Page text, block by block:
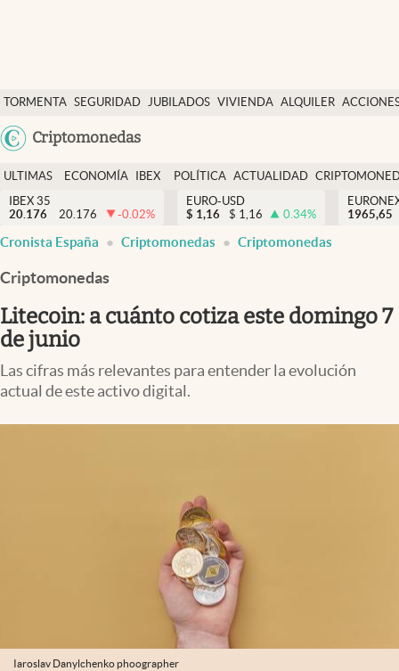
TORMENTA SEGURIDAD JUBILADOS VIVIENDA ALQUILER
USA
Colombia
Criptomonedas
Economía y finanzas
Política
Actualidad
Criptomonedas
España
ULTIMAS
NOTICIAS
ECONOMÍA
FINANZAS
IBEX
EURO
POLÍTICA ACTUALIDAD
IBEX 35
20.176
20.176 -0.02%
EURO-USD
$ 1,16 $ 1,16 0.34%
1965,65
Cronista España Criptomonedas Criptomonedas
Criptomonedas
Litecoin: a cuánto cotiza este domingo 7
de junio
Las cifras más relevantes para entender la evolución
actual de este activo digital.
Iaroslav Danylchenko phoographer